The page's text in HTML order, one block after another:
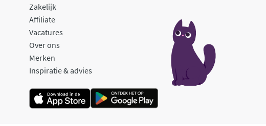
Zakelijk
Affiliate
Vacatures
Over ons
Merken
Inspiratie & advies